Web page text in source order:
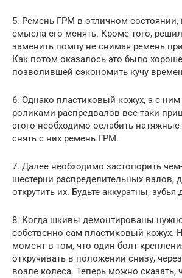
5. Ремень ГРМ в отличном состоянии,
смысла его менять. Кроме того,
заменить помпу не снимая ремень
Как потом оказалось это было
позволившей сэкономить кучу
6. Однако пластиковый кожух, а с
роликами распредвалов все-таки
этого необходимо ослабить натяжные
снять с них ремень ГРМ.
7. Далее необходимо застопорить
шестерни распределительных валов,
открутить их. Будьте аккуратны,
8. Когда шкивы демонтированы нужно
собственно сам пластиковый кожух.
момент в том, что один болт
откручивать в положении снизу,
возле колеса. Теперь можно сказать,